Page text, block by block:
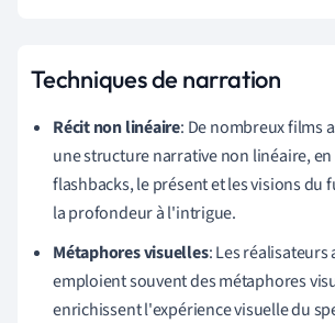
Techniques de narration
Récit non linéaire: De nombreux films
une structure narrative non linéaire,
flashbacks, le présent et les visions du
la profondeur à l'intrigue.
Métaphores visuelles: Les réalisateurs
emploient souvent des métaphores
enrichissent l'expérience visuelle du